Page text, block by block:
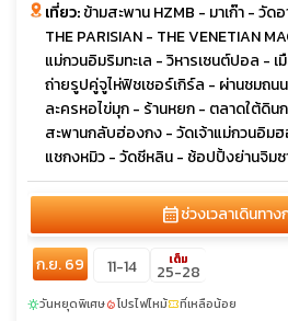
เที่ยว:ข้ามสะพาน HZMB - มาเก๊า - วัด
THE PARISIAN - THE VENETIAN
แม่กวนอิมริมทะเล - วิหารเซนต์ปอล - เ
ถ่ายรูปคู่จูไห่ฟิชเชอร์เกิร์ล - ผ่านชมถน
ละครหอไข่มุก - ร้านหยก - ตลาดใต้ดิน
สะพานกลับฮ่องกง - วัดเจ้าแม่กวนอิม
แชกงหมิว - วัดชีหลิน - ช้อปปิ้งย่านจิมซ
calendar_monthช่วงเวลาเดินทาง
ก.ย. 69 11-14 เต็ม
25-28
sunnyวันหยุดพิเศษlocal_fire_departmentโปรไฟไหม้confirmation_numberที่เหลือน้อย